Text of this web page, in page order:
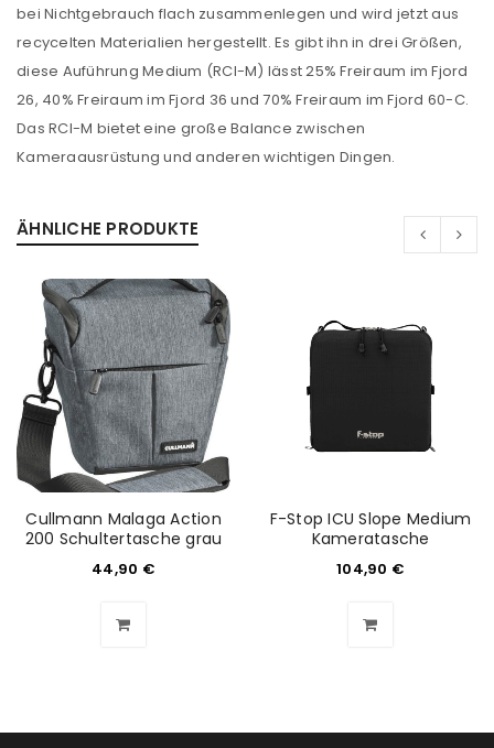
bei Nichtgebrauch flach zusammenlegen und wird jetzt aus
recycelten Materialien hergestellt. Es gibt ihn in drei Größen,
diese Auführung Medium (RCI-M) lässt 25% Freiraum im Fjord
26, 40% Freiraum im Fjord 36 und 70% Freiraum im Fjord 60-C.
Das RCI-M bietet eine große Balance zwischen
Kameraausrüstung und anderen wichtigen Dingen.
ÄHNLICHE PRODUKTE
Cullmann Malaga Action
200 Schultertasche grau
44,90 €
F-Stop ICU Slope Medium
Kameratasche
104,90 €